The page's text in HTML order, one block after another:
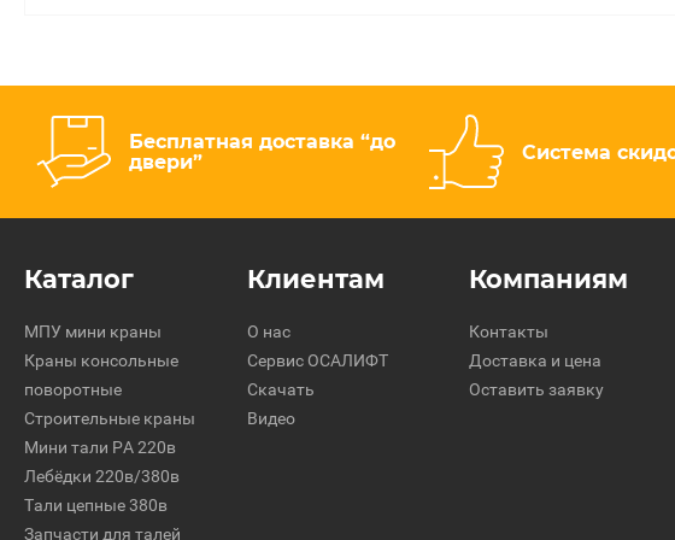
Бесплатная доставка “до
двери”
Система
Каталог
МПУ мини краны
Краны консольные
поворотные
Строительные краны
Мини тали РА 220в
Лебёдки 220в/380в
Тали цепные 380в
Запчасти для талей
Клиентам
О нас
Сервис ОСАЛИФТ
Скачать
Видео
Компаниям
Контакты
Доставка и цена
Оставить заявку